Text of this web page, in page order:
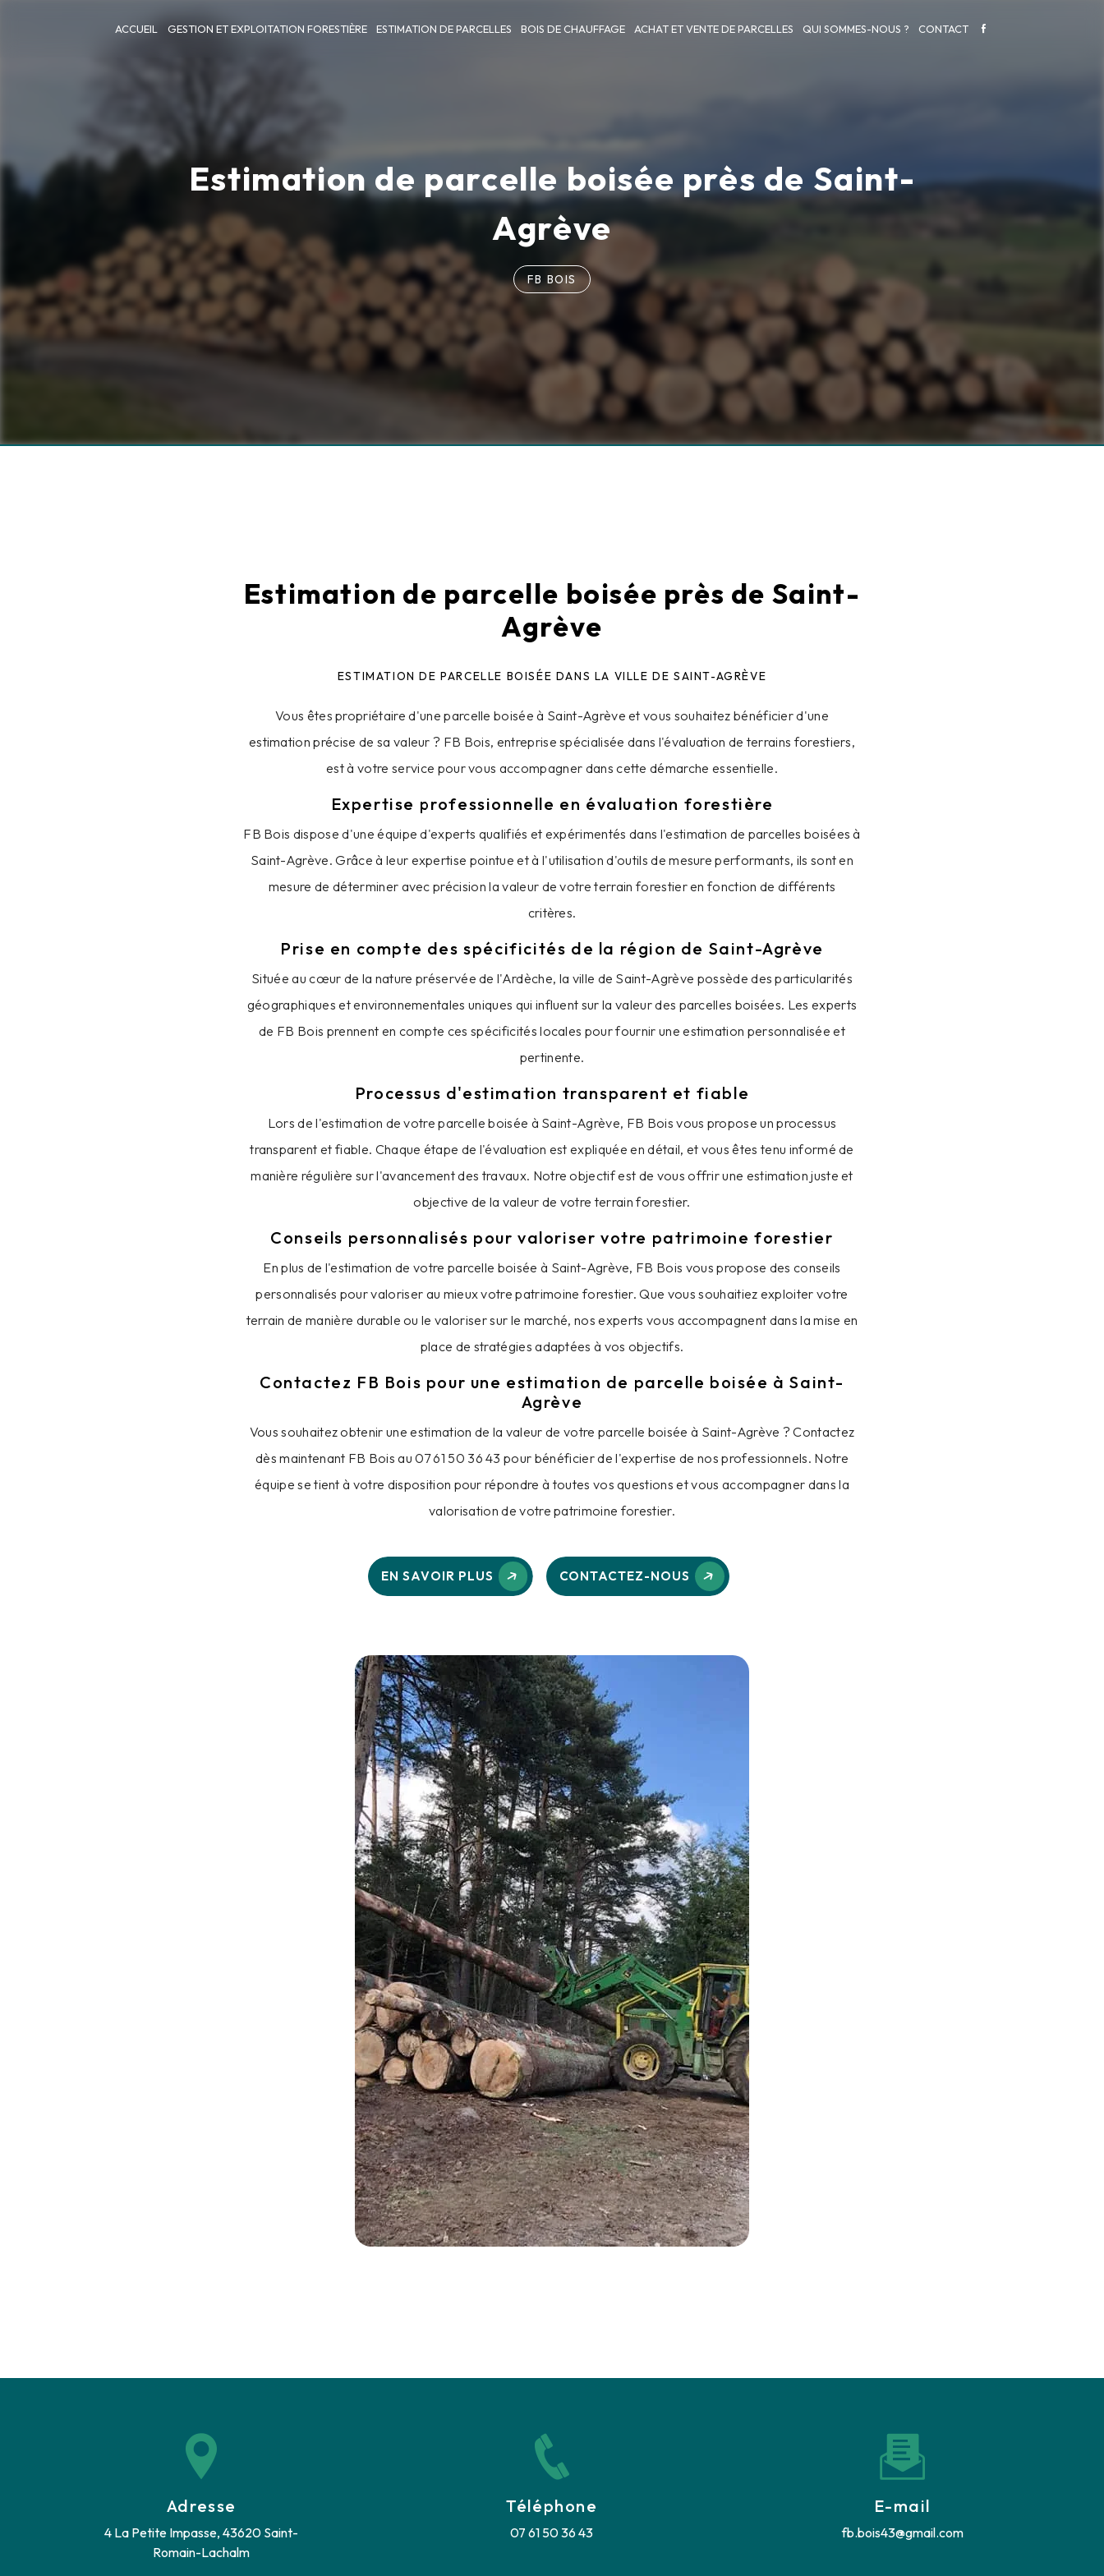
ACCUEIL GESTION ET EXPLOITATION FORESTIÈRE ESTIMATION DE PARCELLES BOIS DE CHAUFFAGE ACHAT ET VENTE DE PARCELLES QUI SOMMES-NOUS ? CONTACT
Estimation de parcelle boisée près de Saint-
Agrève
FB BOIS
Estimation de parcelle boisée près de Saint-
Agrève
ESTIMATION DE PARCELLE BOISÉE DANS LA VILLE DE SAINT-AGRÈVE
Vous êtes propriétaire d'une parcelle boisée à Saint-Agrève et vous souhaitez bénéficier d'une
estimation précise de sa valeur ? FB Bois, entreprise spécialisée dans l'évaluation de terrains forestiers,
est à votre service pour vous accompagner dans cette démarche essentielle.
Expertise professionnelle en évaluation forestière
FB Bois dispose d'une équipe d'experts qualifiés et expérimentés dans l'estimation de parcelles boisées à
Saint-Agrève. Grâce à leur expertise pointue et à l'utilisation d'outils de mesure performants, ils sont en
mesure de déterminer avec précision la valeur de votre terrain forestier en fonction de différents
critères.
Prise en compte des spécificités de la région de Saint-Agrève
Située au cœur de la nature préservée de l'Ardèche, la ville de Saint-Agrève possède des particularités
géographiques et environnementales uniques qui influent sur la valeur des parcelles boisées. Les experts
de FB Bois prennent en compte ces spécificités locales pour fournir une estimation personnalisée et
pertinente.
Processus d'estimation transparent et fiable
Lors de l'estimation de votre parcelle boisée à Saint-Agrève, FB Bois vous propose un processus
transparent et fiable. Chaque étape de l'évaluation est expliquée en détail, et vous êtes tenu informé de
manière régulière sur l'avancement des travaux. Notre objectif est de vous offrir une estimation juste et
objective de la valeur de votre terrain forestier.
Conseils personnalisés pour valoriser votre patrimoine forestier
En plus de l'estimation de votre parcelle boisée à Saint-Agrève, FB Bois vous propose des conseils
personnalisés pour valoriser au mieux votre patrimoine forestier. Que vous souhaitiez exploiter votre
terrain de manière durable ou le valoriser sur le marché, nos experts vous accompagnent dans la mise en
place de stratégies adaptées à vos objectifs.
Contactez FB Bois pour une estimation de parcelle boisée à Saint-
Agrève
Vous souhaitez obtenir une estimation de la valeur de votre parcelle boisée à Saint-Agrève ? Contactez
dès maintenant FB Bois au 07 61 50 36 43 pour bénéficier de l'expertise de nos professionnels. Notre
équipe se tient à votre disposition pour répondre à toutes vos questions et vous accompagner dans la
valorisation de votre patrimoine forestier.
EN SAVOIR PLUS CONTACTEZ-NOUS
Adresse
4 La Petite Impasse, 43620 Saint-
Romain-Lachalm
Téléphone
07 61 50 36 43
E-mail
fb.bois43@gmail.com